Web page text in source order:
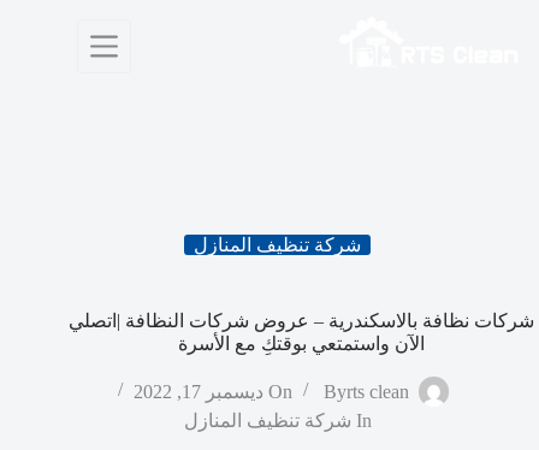
شركة تنظيف المنازل
شركات نظافة بالاسكندرية – عروض شركات النظافة |اتصلي
الآن واستمتعي بوقتكِ مع الأسرة
Byrts clean
On ديسمبر 17, 2022
In شركة تنظيف المنازل